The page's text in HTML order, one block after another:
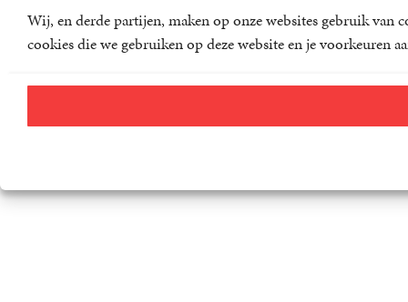
Wij, en derde partijen, maken op onze websites gebruik van
cookies die we gebruiken op deze website en je voorkeuren